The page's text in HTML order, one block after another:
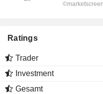
Ratings
Trader
Investment
Gesamt